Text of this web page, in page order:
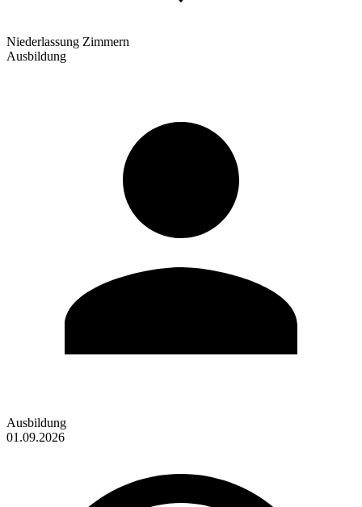
Niederlassung Zimmern
Ausbildung
Ausbildung
01.09.2026